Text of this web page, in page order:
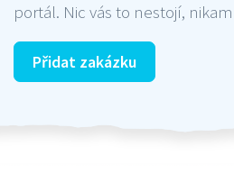
portál. Nic vás to nestojí,
Přidat zakázku